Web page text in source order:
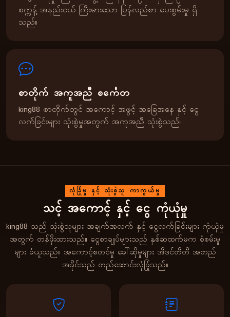
စက္ကန့် အနည်းငယ် ကြီးမားသော ပြန်လည်စာ ပေးစွမ်းမှု ရှိ
သည်။
စာတိုက် အကူအညီ စင်္ကေတ
king88 စာတိုက်တွင် အကောင့် အဖွင့် အခြေအနေ နှင့် ငွေ
လက်ခြင်းများ သုံးစွဲမှုအတွက် အကူအညီ သုံးစွဲသည်။
လုံခြုံမှု နှင့် သုံးစွဲသူ ကာကွယ်မှု
သင့် အကောင့် နှင့် ငွေ ကုံယုံမှု
king88 သည် သုံးစွဲသူများ အချက်အလက် နှင့် ငွေလက်ခြင်းများ ကုံယုံမှု
အတွက် တန်ဖိုးထားသည်။ ငွေစာချုပ်များသည် နှစ်ဆထက်မက စုံစမ်းမှု
များ ခံယူသည်။ အကောင့်စတင်မှု ခေါ်ဆိုမှုများ အီဒင်တီတီ အတည်
အခိုင်သည် တည်ဆောင်းလုံခြုံသည်။